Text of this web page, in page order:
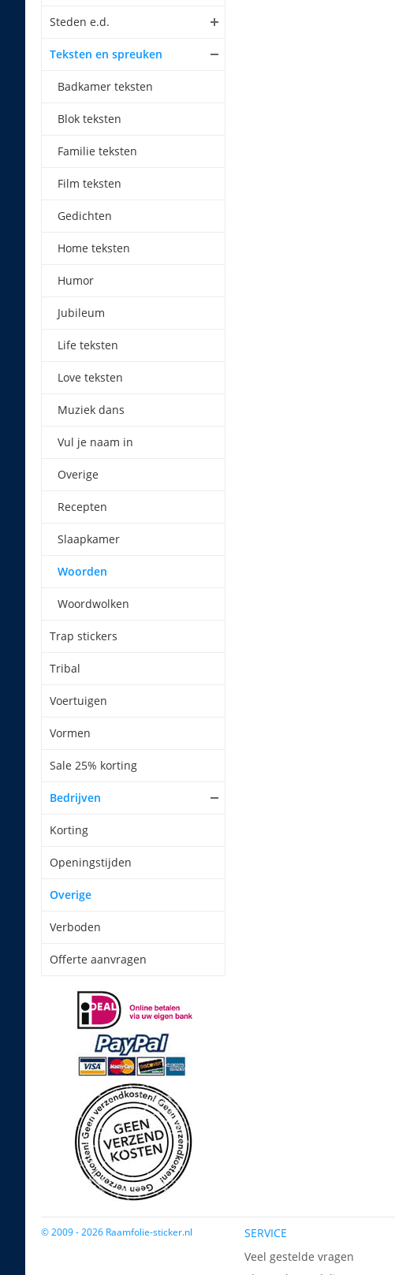
Steden e.d.
Teksten en spreuken
Badkamer teksten
Blok teksten
Familie teksten
Film teksten
Gedichten
Home teksten
Humor
Jubileum
Life teksten
Love teksten
Muziek dans
Vul je naam in
Overige
Recepten
Slaapkamer
Woorden
Woordwolken
Trap stickers
Tribal
Voertuigen
Vormen
Sale 25% korting
Bedrijven
Korting
Openingstijden
Overige
Verboden
Offerte aanvragen
SERVICE
Veel gestelde vragen
© 2009 - 2026 Raamfolie-sticker.nl